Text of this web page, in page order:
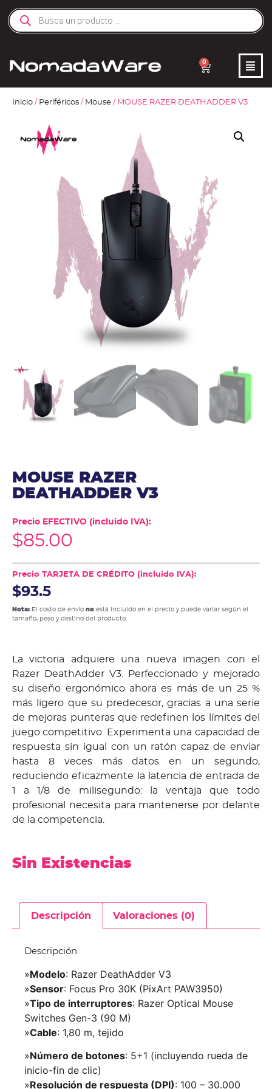
0
Inicio / Periféricos / Mouse / MOUSE RAZER DEATHADDER V3
MOUSE RAZER
DEATHADDER V3
Precio EFECTIVO (incluido IVA):
$85.00
Precio TARJETA DE CRÉDITO (incluido IVA):
$93.5
Nota: El costo de envío no está incluido en el precio y puede variar según el
tamaño, peso y destino del producto.
La victoria adquiere una nueva imagen con el
Razer DeathAdder V3. Perfeccionado y mejorado
su diseño ergonómico ahora es más de un 25 %
más ligero que su predecesor, gracias a una serie
de mejoras punteras que redefinen los límites del
juego competitivo. Experimenta una capacidad de
respuesta sin igual con un ratón capaz de enviar
hasta 8 veces más datos en un segundo,
reduciendo eficazmente la latencia de entrada de
1 a 1/8 de milisegundo: la ventaja que todo
profesional necesita para mantenerse por delante
de la competencia.
Sin Existencias
Descripción Valoraciones (0)
Descripción
»Modelo: Razer DeathAdder V3
»Sensor: Focus Pro 30K (PixArt PAW3950)
»Tipo de interruptores: Razer Optical Mouse
Switches Gen-3 (90 M)
»Cable: 1,80 m, tejido
»Número de botones: 5+1 (incluyendo rueda de
inicio-fin de clic)
»Resolución de respuesta (DPI): 100 – 30.000